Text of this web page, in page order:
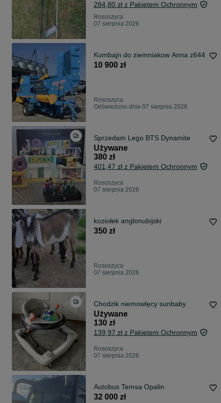
284,80 zł z Pakietem Ochronnym
Rososzyca
07 sierpnia 2026
Kombajn do ziemniakow Anna z644
10 900 zł
Rososzyca
Odświeżono dnia 07 sierpnia 2026
Sprzedam Lego BTS Dynamite
Używane
380 zł
401,47 zł z Pakietem Ochronnym
Rososzyca
07 sierpnia 2026
koziołek anglonubijski
350 zł
Rososzyca
07 sierpnia 2026
Chodzik niemowlęcy sunbaby
Używane
130 zł
139,97 zł z Pakietem Ochronnym
Rososzyca
07 sierpnia 2026
Autobus Temsa Opalin
32 000 zł